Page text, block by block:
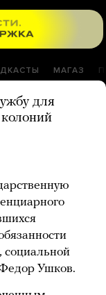
МАГАЗ
для
социальной
Ушков.